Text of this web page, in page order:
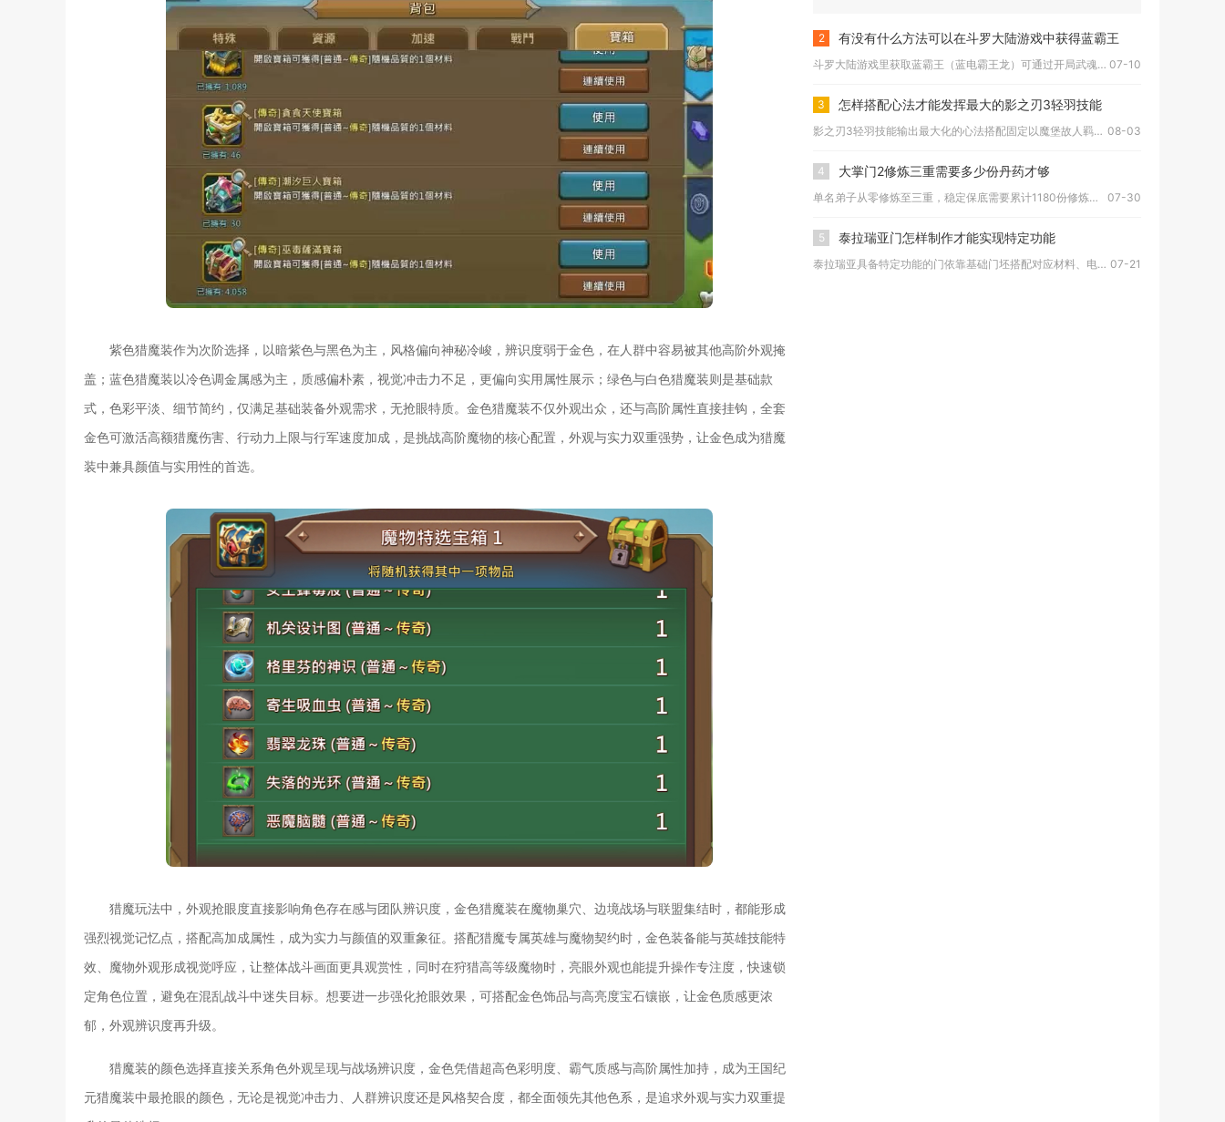
紫色猎魔装作为次阶选择，以暗紫色与黑色为主，风格偏向神秘冷峻，辨识度弱于金色，在人群中容易被其他高阶外观掩
盖；蓝色猎魔装以冷色调金属感为主，质感偏朴素，视觉冲击力不足，更偏向实用属性展示；绿色与白色猎魔装则是基础款
式，色彩平淡、细节简约，仅满足基础装备外观需求，无抢眼特质。金色猎魔装不仅外观出众，还与高阶属性直接挂钩，全套
金色可激活高额猎魔伤害、行动力上限与行军速度加成，是挑战高阶魔物的核心配置，外观与实力双重强势，让金色成为猎魔
装中兼具颜值与实用性的首选。
猎魔玩法中，外观抢眼度直接影响角色存在感与团队辨识度，金色猎魔装在魔物巢穴、边境战场与联盟集结时，都能形成
强烈视觉记忆点，搭配高加成属性，成为实力与颜值的双重象征。搭配猎魔专属英雄与魔物契约时，金色装备能与英雄技能特
效、魔物外观形成视觉呼应，让整体战斗画面更具观赏性，同时在狩猎高等级魔物时，亮眼外观也能提升操作专注度，快速锁
定角色位置，避免在混乱战斗中迷失目标。想要进一步强化抢眼效果，可搭配金色饰品与高亮度宝石镶嵌，让金色质感更浓
郁，外观辨识度再升级。
猎魔装的颜色选择直接关系角色外观呈现与战场辨识度，金色凭借超高色彩明度、霸气质感与高阶属性加持，成为王国纪
元猎魔装中最抢眼的颜色，无论是视觉冲击力、人群辨识度还是风格契合度，都全面领先其他色系，是追求外观与实力双重提
2 有没有什么方法可以在斗罗大陆游戏中获得蓝霸王
斗罗大陆游戏里获取蓝霸王（蓝电霸王龙）可通过开局武魂定向觉醒... 07-10
3 怎样搭配心法才能发挥最大的影之刃3轻羽技能
影之刃3轻羽技能输出最大化的心法搭配固定以魔堡故人羁绊为基底... 08-03
4 大掌门2修炼三重需要多少份丹药才够
单名弟子从零修炼至三重，稳定保底需要累计1180份修炼丹，其... 07-30
5 泰拉瑞亚门怎样制作才能实现特定功能
泰拉瑞亚具备特定功能的门依靠基础门坯搭配对应材料、电路元件与... 07-21